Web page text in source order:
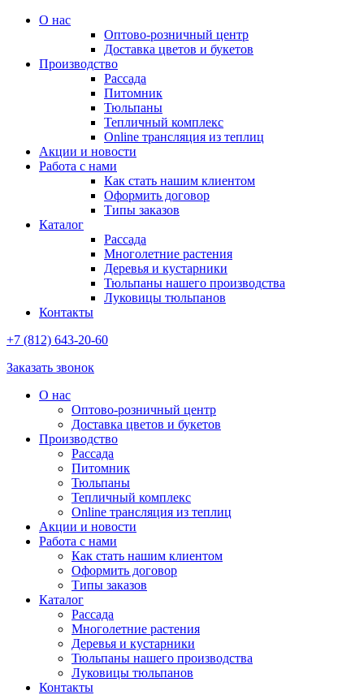
О нас
Оптово-розничный центр
Доставка цветов и букетов
Производство
Рассада
Питомник
Тюльпаны
Тепличный комплекс
Online трансляция из теплиц
Акции и новости
Работа с нами
Как стать нашим клиентом
Оформить договор
Типы заказов
Каталог
Рассада
Многолетние растения
Деревья и кустарники
Тюльпаны нашего производства
Луковицы тюльпанов
Контакты
+7 (812) 643-20-60
Заказать звонок
О нас
Оптово-розничный центр
Доставка цветов и букетов
Производство
Рассада
Питомник
Тюльпаны
Тепличный комплекс
Online трансляция из теплиц
Акции и новости
Работа с нами
Как стать нашим клиентом
Оформить договор
Типы заказов
Каталог
Рассада
Многолетние растения
Деревья и кустарники
Тюльпаны нашего производства
Луковицы тюльпанов
Контакты